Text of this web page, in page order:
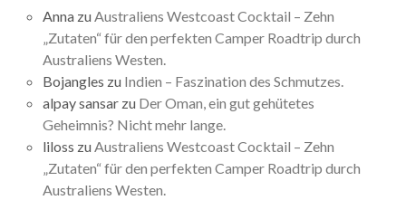
Anna zu Australiens Westcoast Cocktail – Zehn
„Zutaten“ für den perfekten Camper Roadtrip durch
Australiens Westen.
Bojangles zu Indien – Faszination des Schmutzes.
alpay sansar zu Der Oman, ein gut gehütetes
Geheimnis? Nicht mehr lange.
liloss zu Australiens Westcoast Cocktail – Zehn
„Zutaten“ für den perfekten Camper Roadtrip durch
Australiens Westen.